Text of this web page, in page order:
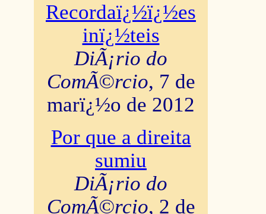
Recordaï¿½ï¿½es
inï¿½teis
DiÃ¡rio do
ComÃ©rcio, 7 de
marï¿½o de 2012
Por que a direita
sumiu
DiÃ¡rio do
ComÃ©rcio, 2 de